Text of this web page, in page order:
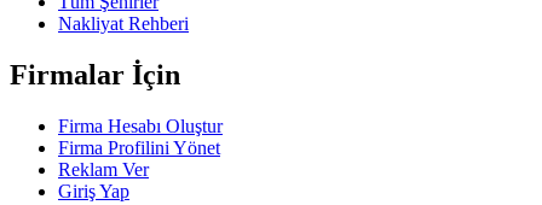
Nakliyat Rehberi
Firmalar İçin
Firma Hesabı Oluştur
Firma Profilini Yönet
Reklam Ver
Giriş Yap